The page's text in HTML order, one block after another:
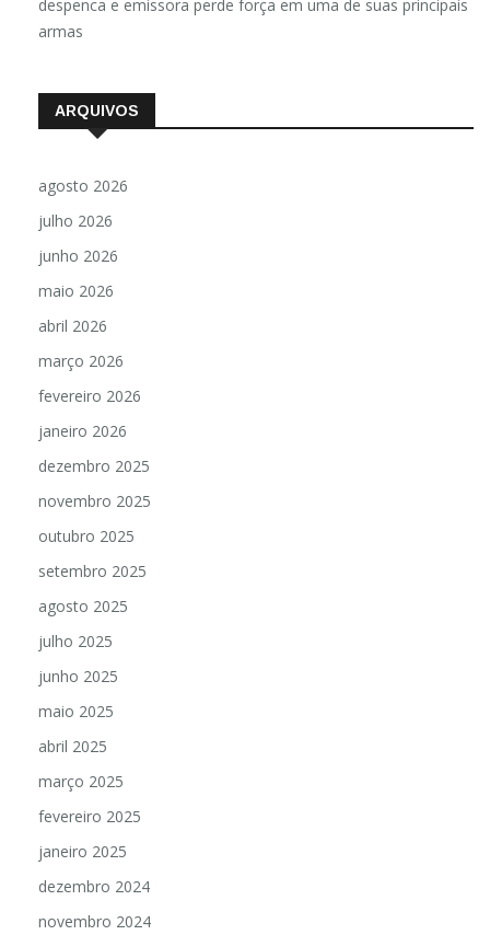
despenca e emissora perde força em uma de suas principais
armas
ARQUIVOS
agosto 2026
julho 2026
junho 2026
maio 2026
abril 2026
março 2026
fevereiro 2026
janeiro 2026
dezembro 2025
novembro 2025
outubro 2025
setembro 2025
agosto 2025
julho 2025
junho 2025
maio 2025
abril 2025
março 2025
fevereiro 2025
janeiro 2025
dezembro 2024
novembro 2024